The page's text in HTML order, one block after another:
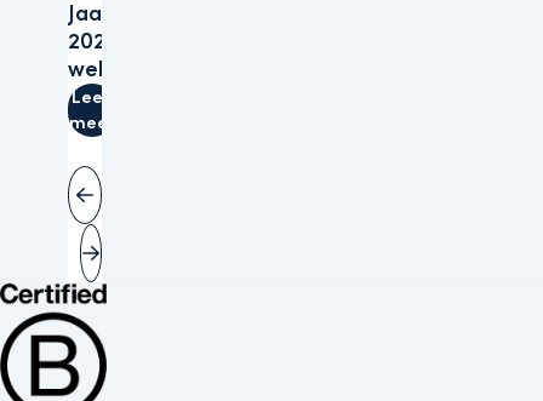
Jaarverslagen
2025 op haar
website
Lees
meer
Vorige slide
Volgende slide
Bekijk de B Corp-certificering van Altera (opent in nieuw venster)